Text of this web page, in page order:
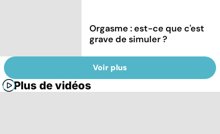
Orgasme : est-ce que c'est
grave de simuler ?
Voir plus
Plus de vidéos